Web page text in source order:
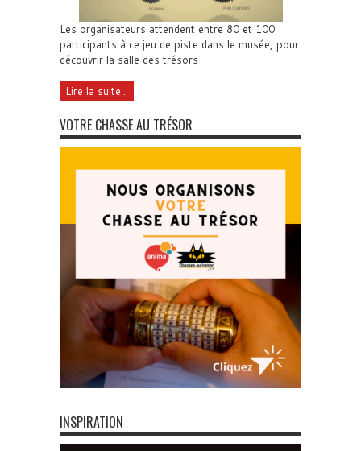
Les organisateurs attendent entre 80 et 100
participants à ce jeu de piste dans le musée, pour
découvrir la salle des trésors
Lire la suite...
VOTRE CHASSE AU TRÉSOR
INSPIRATION